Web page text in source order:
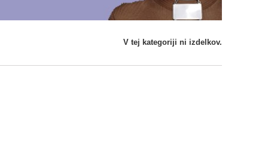
V tej kategoriji ni izdelkov.